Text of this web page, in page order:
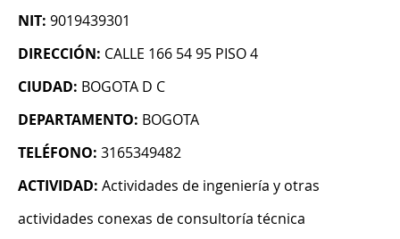
NIT: 9019439301
DIRECCIÓN: CALLE 166 54 95 PISO 4
CIUDAD: BOGOTA D C
DEPARTAMENTO: BOGOTA
TELÉFONO: 3165349482
ACTIVIDAD: Actividades de ingeniería y otras
actividades conexas de consultoría técnica